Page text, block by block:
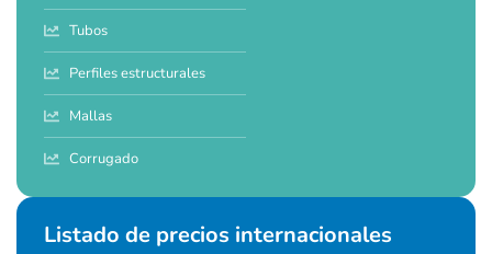
Tubos
Perfiles estructurales
Mallas
Corrugado
Listado de precios internacionales